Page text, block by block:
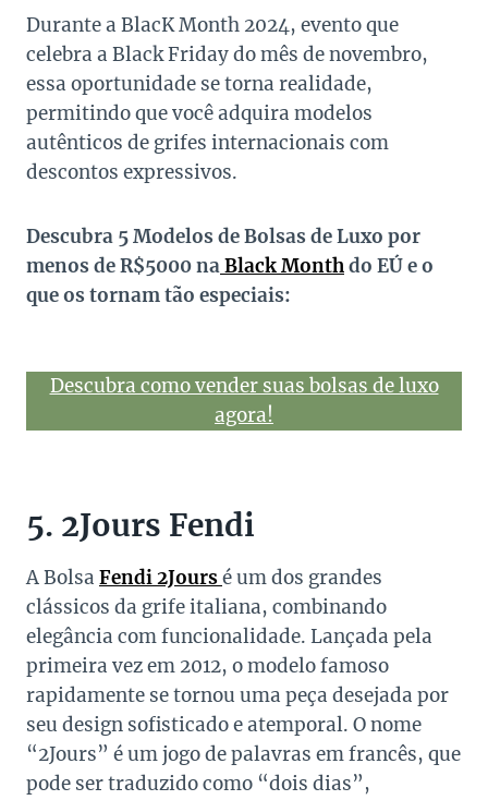
Durante a BlacK Month 2024, evento que
celebra a Black Friday do mês de novembro,
essa oportunidade se torna realidade,
permitindo que você adquira modelos
autênticos de grifes internacionais com
descontos expressivos.
Descubra 5 Modelos de Bolsas de Luxo por
menos de R$5000 naBlack Monthdo EÚ e o
que os tornam tão especiais:
Descubra como vender suas bolsas de luxo
agora!
5. 2Jours Fendi
A Bolsa Fendi 2Joursé um dos grandes
clássicos da grife italiana, combinando
elegância com funcionalidade. Lançada pela
primeira vez em 2012, o modelo famoso
rapidamente se tornou uma peça desejada por
seu design sofisticado e atemporal. O nome
“2Jours” é um jogo de palavras em francês, que
pode ser traduzido como “dois dias”,